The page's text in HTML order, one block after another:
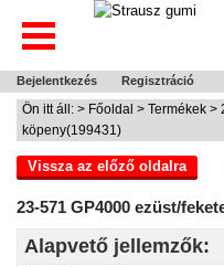
Bejelentkezés Regisztráció
Ön itt áll: > Főoldal > Termékek >
köpeny(199431)
Vissza az előző oldalra
23-571 GP4000 ezüst/
Alapvető jellemzők: